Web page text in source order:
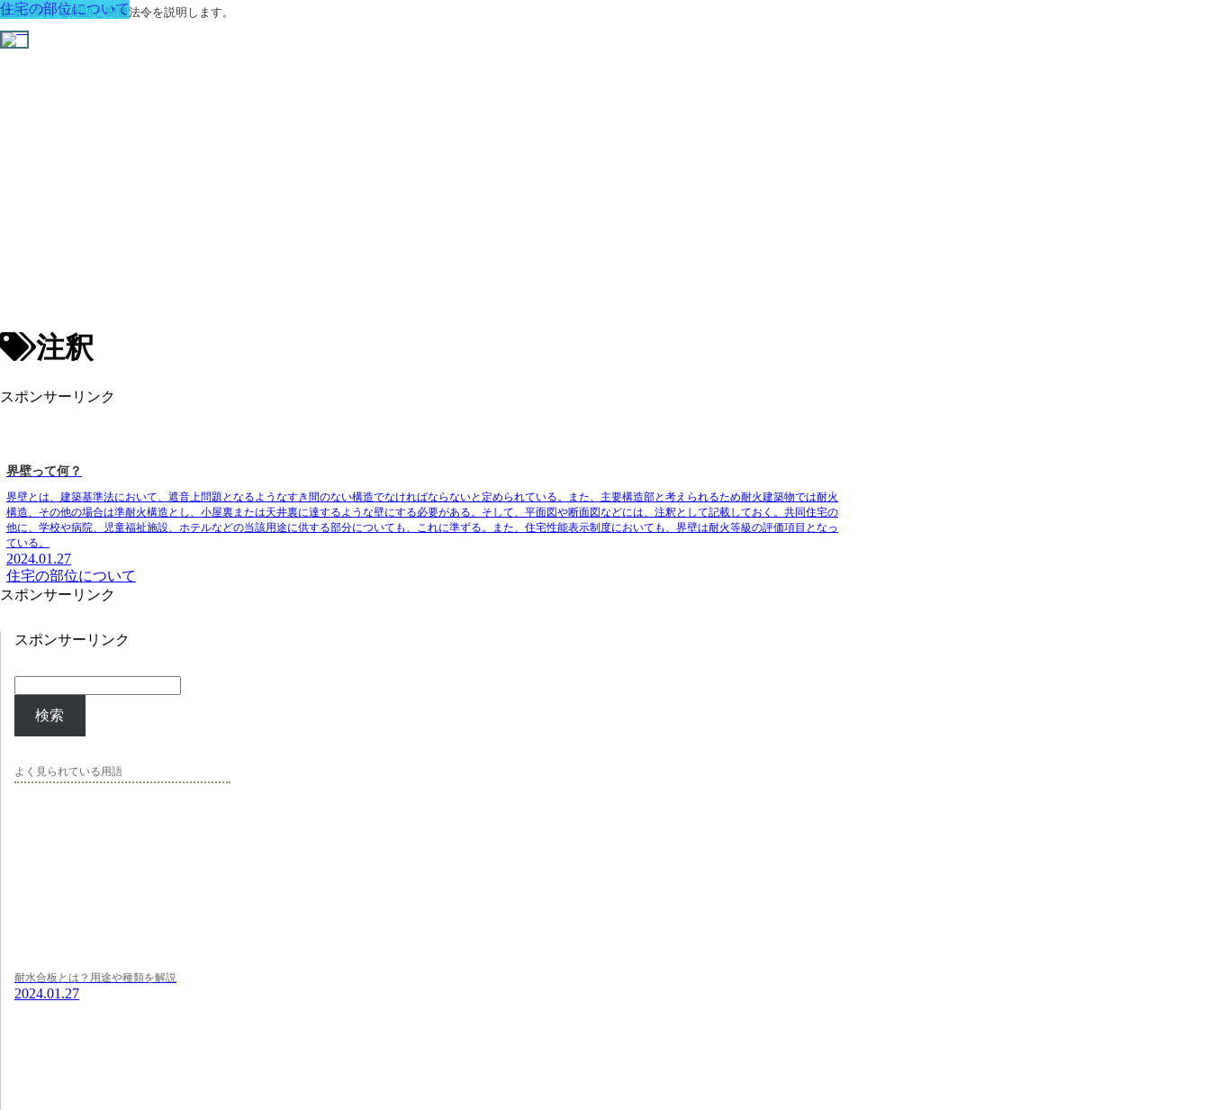
建築に関する用語と関連法令を説明します。
注釈
スポンサーリンク
住宅の部位について
界壁って何？
界壁とは、建築基準法において、遮音上問題となるようなすき間のない構造でなければならないと定められている。また、主要構造部と考えられるため耐火建築物では耐火
構造、その他の場合は準耐火構造とし、小屋裏または天井裏に達するような壁にする必要がある。そして、平面図や断面図などには、注釈として記載しておく。 共同住宅の
他に、学校や病院、児童福祉施設、ホテルなどの当該用途に供する部分についても、これに準ずる。また、住宅性能表示制度においても、界壁は耐火等級の評価項目となっ
ている。
2024.01.27
住宅の部位について
スポンサーリンク
スポンサーリンク
検索
よく見られている用語
耐水合板とは？用途や種類を解説
2024.01.27